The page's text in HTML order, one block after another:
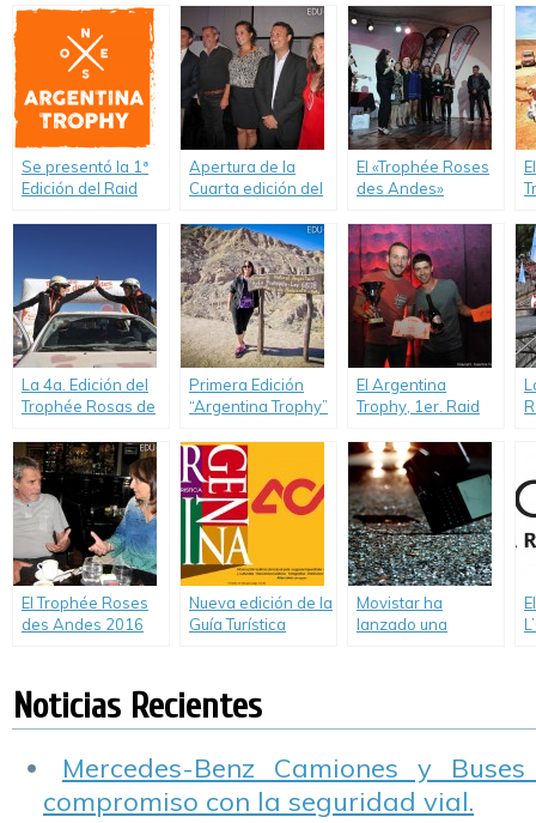
Se presentó la 1ª
Edición del Raid
estudiantes
universitarios en
Argentina.
Apertura de la
Cuarta edición del
los Andes 2017»,
único Rally 100%
femenino
El «Trophée Roses
des Andes»
ganadoras y
demás equipos
participantes
La 4a. Edición del
Trophée Rosas de
desde Salta el16
de Abril 2017
Primera Edición
“Argentina Trophy”
participó de la
Etapa 3:
Cafayate/Salta.
El Argentina
Trophy, 1er. Raid
estudiantes,
culminó su 1ra.
Edición, en Buenos
Aires, con una
jornada solidaria.
El Trophée Roses
des Andes 2016
Entrevistamos a
Jean Jacques Rey,
creador del rally
mujeres.
Nueva edición de la
Guía Turística
Movistar ha
lanzado una
mientras se
Noticias Recientes
Mercedes-Benz Camiones y
compromiso con la seguridad vial.